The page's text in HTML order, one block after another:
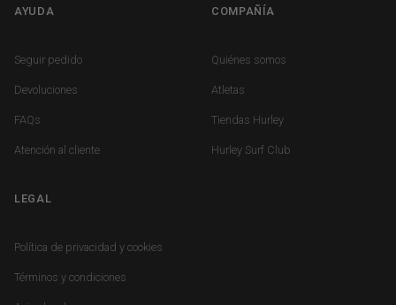
AYUDA
Seguir pedido
Devoluciones
FAQs
Atención al cliente
COMPAÑÍA
Quiénes somos
Atletas
Tiendas Hurley
Hurley Surf Club
LEGAL
Política de privacidad y cookies
Términos y condiciones